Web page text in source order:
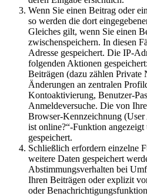
Wenn Sie einen Beitrag oder
so werden die dort
Gleiches gilt, wenn Sie einen
zwischenspeichern. In diesen
Adresse gespeichert. Die IP-
folgenden Aktionen
Beiträgen (dazu zählen Private
Änderungen an zentralen
Kontoaktivierung, Benutzer-
Anmeldeversuche. Die von
Browser-Kennzeichnung
ist online?“-Funktion
gespeichert.
Schließlich erfordern einzelne
weitere Daten gespeichert
Abstimmungsverhalten bei
Ihren Beiträgen oder explizit
oder